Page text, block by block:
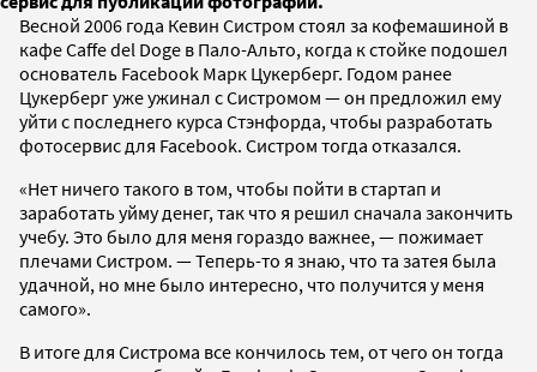
Весной 2006 года Кевин Систром стоял за кофемашиной в
кафе Caffe del Doge в Пало-Альто, когда к стойке подошел
основатель Facebook Марк Цукерберг. Годом ранее
Цукерберг уже ужинал с Систромом — он предложил ему
уйти с последнего курса Стэнфорда, чтобы разработать
фотосервис для Facebook. Систром тогда отказался.
«Нет ничего такого в том, чтобы пойти в стартап и
заработать уйму денег, так что я решил сначала закончить
учебу. Это было для меня гораздо важнее, — пожимает
плечами Систром. — Теперь-то я знаю, что та затея была
удачной, но мне было интересно, что получится у меня
самого».
В итоге для Систрома все кончилось тем, от чего он тогда